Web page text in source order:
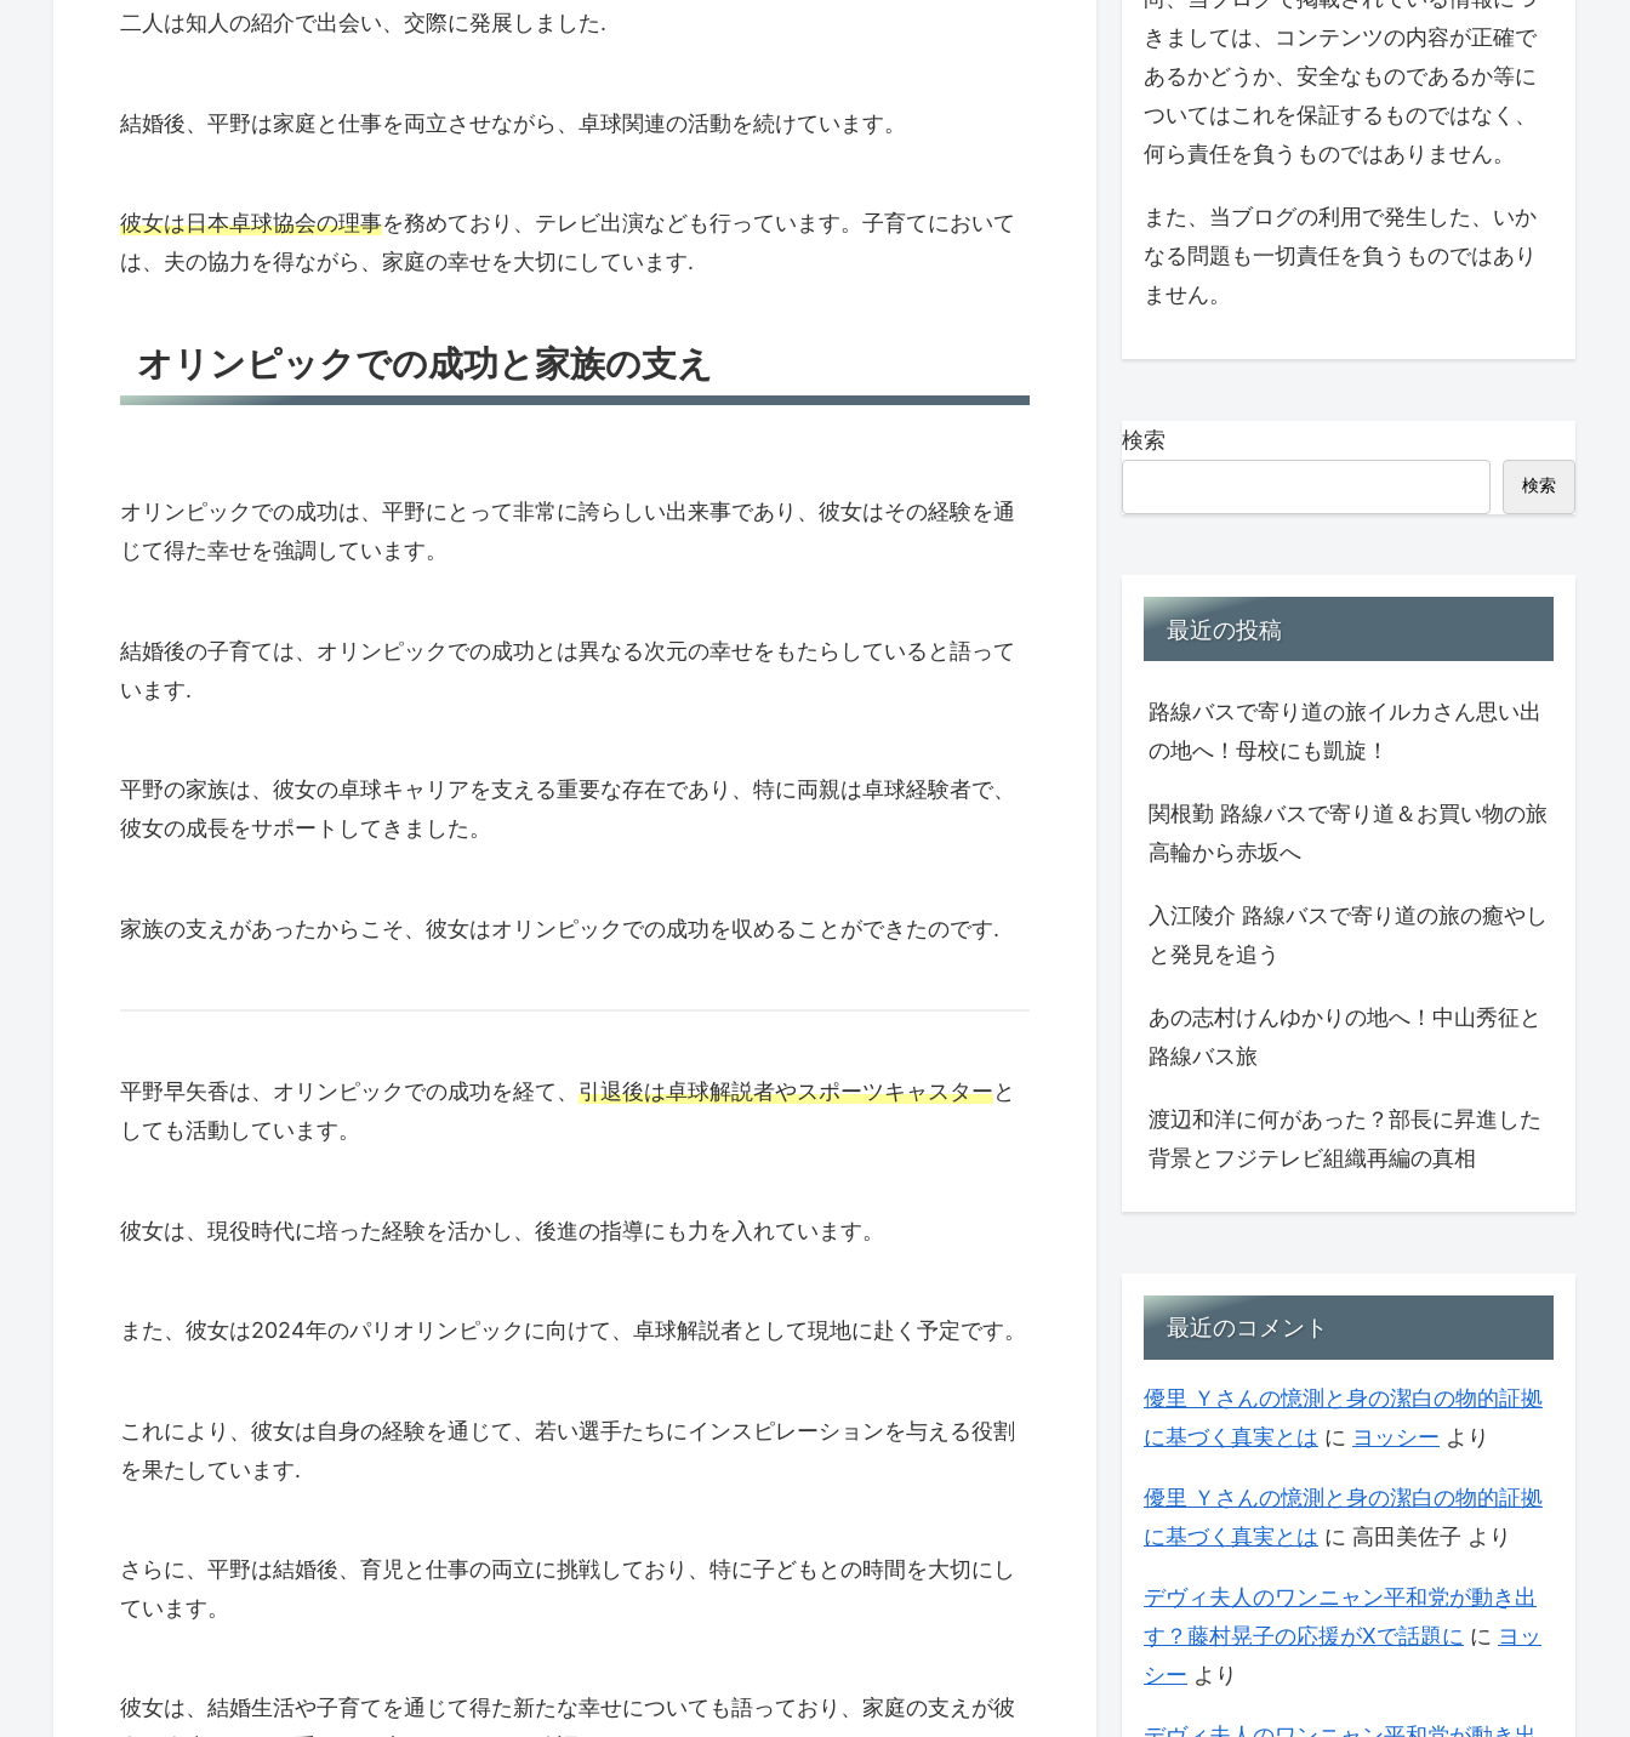
二人は知人の紹介で出会い、交際に発展しました.
結婚後、平野は家庭と仕事を両立させながら、卓球関連の活動を続けています。
彼女は日本卓球協会の理事を務めており、テレビ出演なども行っています。子育てにおいて
は、夫の協力を得ながら、家庭の幸せを大切にしています.
オリンピックでの成功と家族の支え
オリンピックでの成功は、平野にとって非常に誇らしい出来事であり、彼女はその経験を通
じて得た幸せを強調しています。
結婚後の子育ては、オリンピックでの成功とは異なる次元の幸せをもたらしていると語って
います.
平野の家族は、彼女の卓球キャリアを支える重要な存在であり、特に両親は卓球経験者で、
彼女の成長をサポートしてきました。
家族の支えがあったからこそ、彼女はオリンピックでの成功を収めることができたのです.
平野早矢香は、オリンピックでの成功を経て、 引退後は卓球解説者やスポーツキャスターと
しても活動しています。
彼女は、現役時代に培った経験を活かし、後進の指導にも力を入れています。
また、彼女は2024年のパリオリンピックに向けて、卓球解説者として現地に赴く予定です。
これにより、彼女は自身の経験を通じて、若い選手たちにインスピレーションを与える役割
を果たしています.
さらに、平野は結婚後、育児と仕事の両立に挑戦しており、特に子どもとの時間を大切にし
ています。
彼女は、結婚生活や子育てを通じて得た新たな幸せについても語っており、家庭の支えが彼
きましては、コンテンツの内容が正確で
あるかどうか、安全なものであるか等に
ついてはこれを保証するものではなく、
何ら責任を負うものではありません。
また、当ブログの利用で発生した、いか
なる問題も一切責任を負うものではあり
ません。
検索
検索
最近の投稿
路線バスで寄り道の旅イルカさん思い出
の地へ！母校にも凱旋！
関根勤 路線バスで寄り道＆お買い物の旅
高輪から赤坂へ
入江陵介 路線バスで寄り道の旅の癒やし
と発見を追う
あの志村けんゆかりの地へ！中山秀征と
路線バス旅
渡辺和洋に何があった？部長に昇進した
背景とフジテレビ組織再編の真相
最近のコメント
優里 Ｙさんの憶測と身の潔白の物的証拠
に基づく真実とは に ヨッシー より
優里 Ｙさんの憶測と身の潔白の物的証拠
に基づく真実とは に 高田美佐子 より
デヴィ夫人のワンニャン平和党が動き出
す？藤村晃子の応援がXで話題に に ヨッ
シー より